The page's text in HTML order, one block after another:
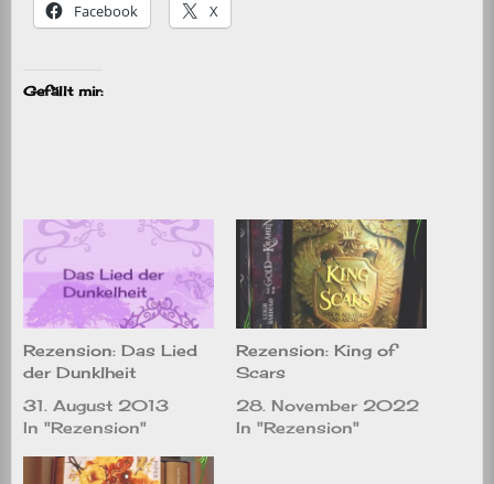
Facebook X
Gefällt mir:
Rezension: Das Lied
der Dunklheit
31. August 2013
In "Rezension"
Rezension: King of
Scars
28. November 2022
In "Rezension"